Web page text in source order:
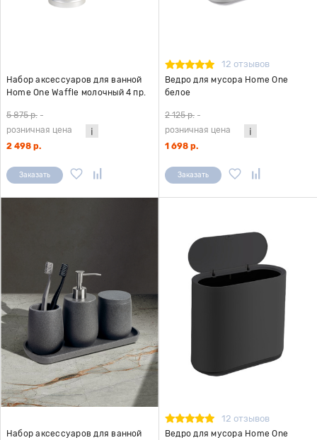
Набор аксессуаров для ванной
Home One Waffle молочный 4 пр.
5 875 р. -
розничная цена
2 498 р.
Заказать
12 отзывов
Ведро для мусора Home One
белое
2 125 р. -
розничная цена
1 698 р.
Заказать
Набор аксессуаров для ванной
12 отзывов
Ведро для мусора Home One